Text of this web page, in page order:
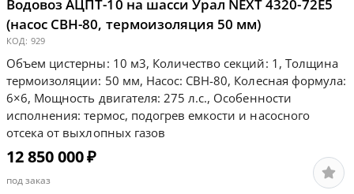
Водовоз АЦПТ-10 на шасси Урал NEXT 4320-72Е5
(насос СВН-80, термоизоляция 50 мм)
КОД: 929
Объем цистерны: 10 м3, Количество секций: 1, Толщина
термоизоляции: 50 мм, Насос: СВН-80, Колесная формула:
6×6, Мощность двигателя: 275 л.с., Особенности
исполнения: термос, подогрев емкости и насосного
отсека от выхлопных газов
12 850 000₽
под заказ